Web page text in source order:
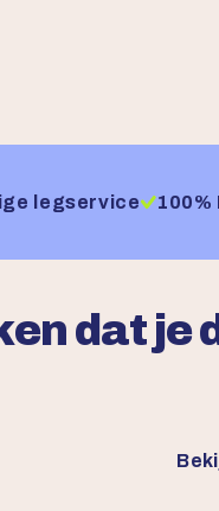
legservice
dat je